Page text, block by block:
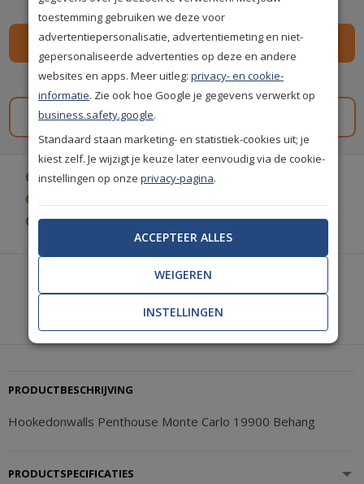
Spaar129premium punten i
Gratis staal aanvragen
Gratis bezorgd vanaf € 35,-
Gratis achteraf betalen
Heeft u hulp nodig of wilt u telefonisch bestellen?
Neem contact met ons op.
+31(0)85 888 3671
| Start met chatten
PRODUCTBESCHRIJVING
Hookedonwalls Penthouse Monte Carlo 19900 Behang
PRODUCTSPECIFICATIES
toestemming gebruiken we deze voor
advertentiepersonalisatie, advertentiemeting en niet-
gepersonaliseerde advertenties op deze en andere
websites en apps. Meer uitleg:privacy- en cookie-
informatie. Zie ook hoe Google je gegevens verwerkt op
business.safety.google.
Standaard staan marketing- en statistiek-cookies uit; je
kiest zelf. Je wijzigt je keuze later eenvoudig via de cookie-
instellingen op onzeprivacy-pagina.
ACCEPTEER ALLES
WEIGEREN
INSTELLINGEN